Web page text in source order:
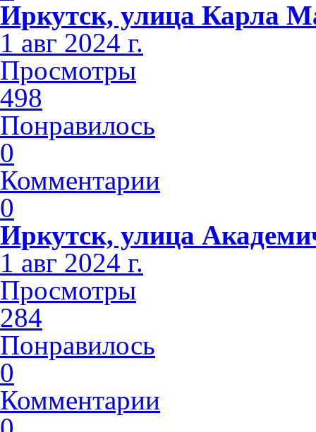
Иркутск, улица Карла
1 авг 2024 г.
Просмотры
498
Понравилось
0
Комментарии
0
Иркутск, улица
1 авг 2024 г.
Просмотры
284
Понравилось
0
Комментарии